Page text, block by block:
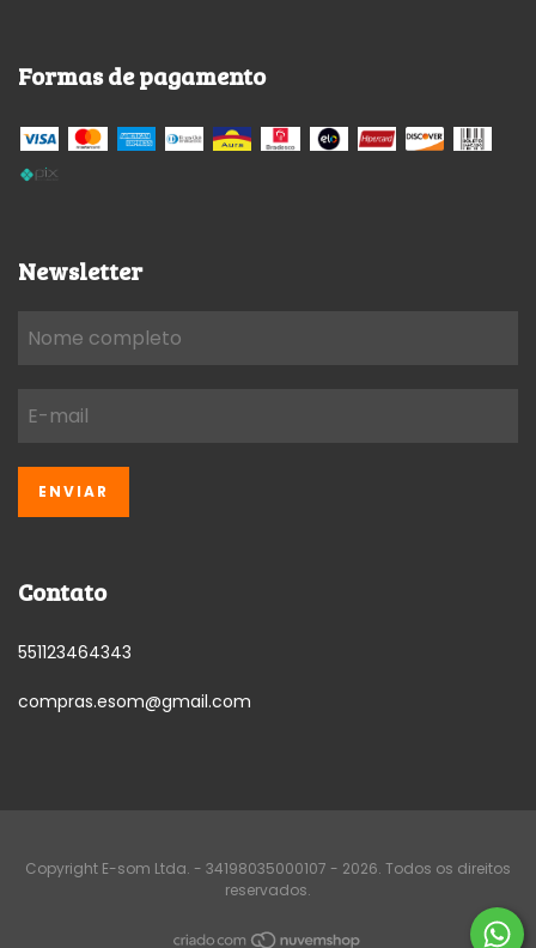
Formas de pagamento
Newsletter
Contato
551123464343
compras.esom@gmail.com
Copyright E-som Ltda. - 34198035000107 - 2026. Todos os direitos
reservados.